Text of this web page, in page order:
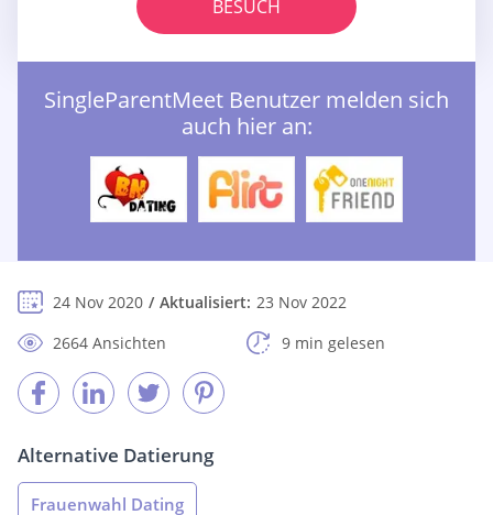
BESUCH
SingleParentMeet Benutzer melden sich
auch hier an:
24 Nov 2020 Aktualisiert: 23 Nov 2022
2664 Ansichten
9 min gelesen
Alternative Datierung
Frauenwahl Dating